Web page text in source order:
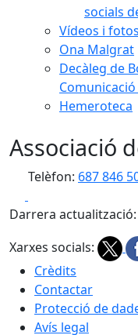
socials
Vídeos i fotos
Ona Malgrat
Decàleg de
Hemeroteca
Associació
Telèfon: 687 846
Darrera
Xarxes socials:
Crèdits
Contactar
Protecció de
Avís legal